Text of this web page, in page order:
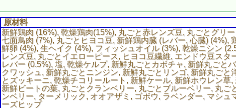
原材料
新鮮鶏肉 (16%), 乾燥鶏肉(15%), 丸ごと赤レンズ豆, 丸ごとグリ
七面鳥肉 (7%), 丸ごとヒヨコ豆, 新鮮鶏内臓 (レバー, 心臓) (4%),
鮮卵 (4%), 生ヘイク (4%), フィッシュオイル (3%), 乾燥ニシン
レンズ豆, 丸ごとイエローピース, ヒヨコ豆繊維, エンドウ豆スタ
レバー (0.5%), 塩, 乾燥ケルプ, 新鮮丸ごとカボチャ, 新鮮丸ごと
クワッシュ, 新鮮丸ごとニンジン, 新鮮丸ごとリンゴ, 新鮮丸ごと
とズッキーニ, 乾燥チコリールート, 新鮮ケール, 新鮮ホウレン草,
新鮮ビートの葉, 丸ごとクランベリー, 丸ごとブルーベリー, 丸ご
ンベリー, ターメリック, オオアザミ, ゴボウ, ラベンダー, マシュ
ーズヒップ